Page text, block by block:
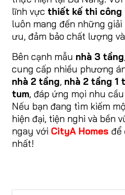
lĩnh vực thiết kế thi công
luôn mang đến những
ưu, đảm bảo chất lượng
Bên cạnh mẫu nhà 3 tầng,
cung cấp nhiều phương
nhà 2 tầng, nhà 2 tầng 1
tum, đáp ứng mọi nhu
Nếu bạn đang tìm kiếm
hiện đại, tiện nghi và bền
ngay với CityA Homes để
nhất!